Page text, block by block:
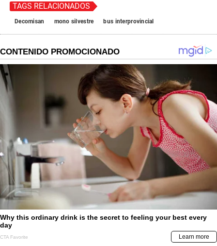
TAGS RELACIONADOS
Decomisan mono silvestre bus interprovincial